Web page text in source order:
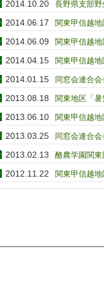
2014.10.20 長野県支部
2014.06.17 関東甲信越
2014.06.09 関東甲信越
2014.04.15 関東甲信越
2014.01.15 同窓会連合
2013.08.18 関東地区「
2013.06.10 関東甲信越
2013.03.25 同窓会連合
2013.02.13 酪農学園関
2012.11.22 関東甲信越